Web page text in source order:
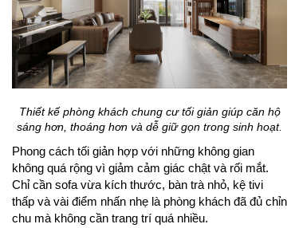
Thiết kế phòng khách chung cư tối giản giúp căn hộ
sáng hơn, thoáng hơn và dễ giữ gọn trong sinh hoạt.
Phong cách tối giản hợp với những không gian
không quá rộng vì giảm cảm giác chật và rối mắt.
Chỉ cần sofa vừa kích thước, bàn trà nhỏ, kệ tivi
thấp và vài điểm nhấn nhẹ là phòng khách đã đủ chỉn
chu mà không cần trang trí quá nhiều.